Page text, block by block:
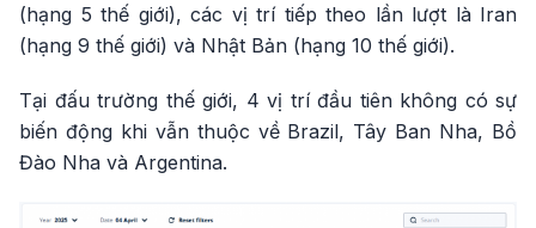
(hạng 5 thế giới), các vị trí tiếp theo lần lượt là Iran
(hạng 9 thế giới) và Nhật Bản (hạng 10 thế giới).
Tại đấu trường thế giới, 4 vị trí đầu tiên không có sự
biến động khi vẫn thuộc về Brazil, Tây Ban Nha, Bồ
Đào Nha và Argentina.